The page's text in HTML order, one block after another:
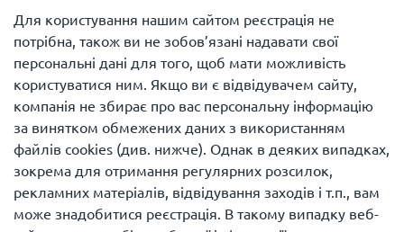
Для користування нашим сайтом реєстрація не
потрібна, також ви не зобов’язані надавати свої
персональні дані для того, щоб мати можливість
користуватися ним. Якщо ви є відвідувачем сайту,
компанія не збирає про вас персональну інформацію
за винятком обмежених даних з використанням
файлів cookies (див. нижче). Однак в деяких випадках,
зокрема для отримання регулярних розсилок,
рекламних матеріалів, відвідування заходів і т.п., вам
може знадобитися реєстрація. В такому випадку веб-